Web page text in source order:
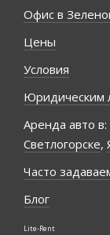
Офис в
Цены
Условия
Юридическим
Аренда авто
Светлогорске,
Часто
Блог
Lite-Rent